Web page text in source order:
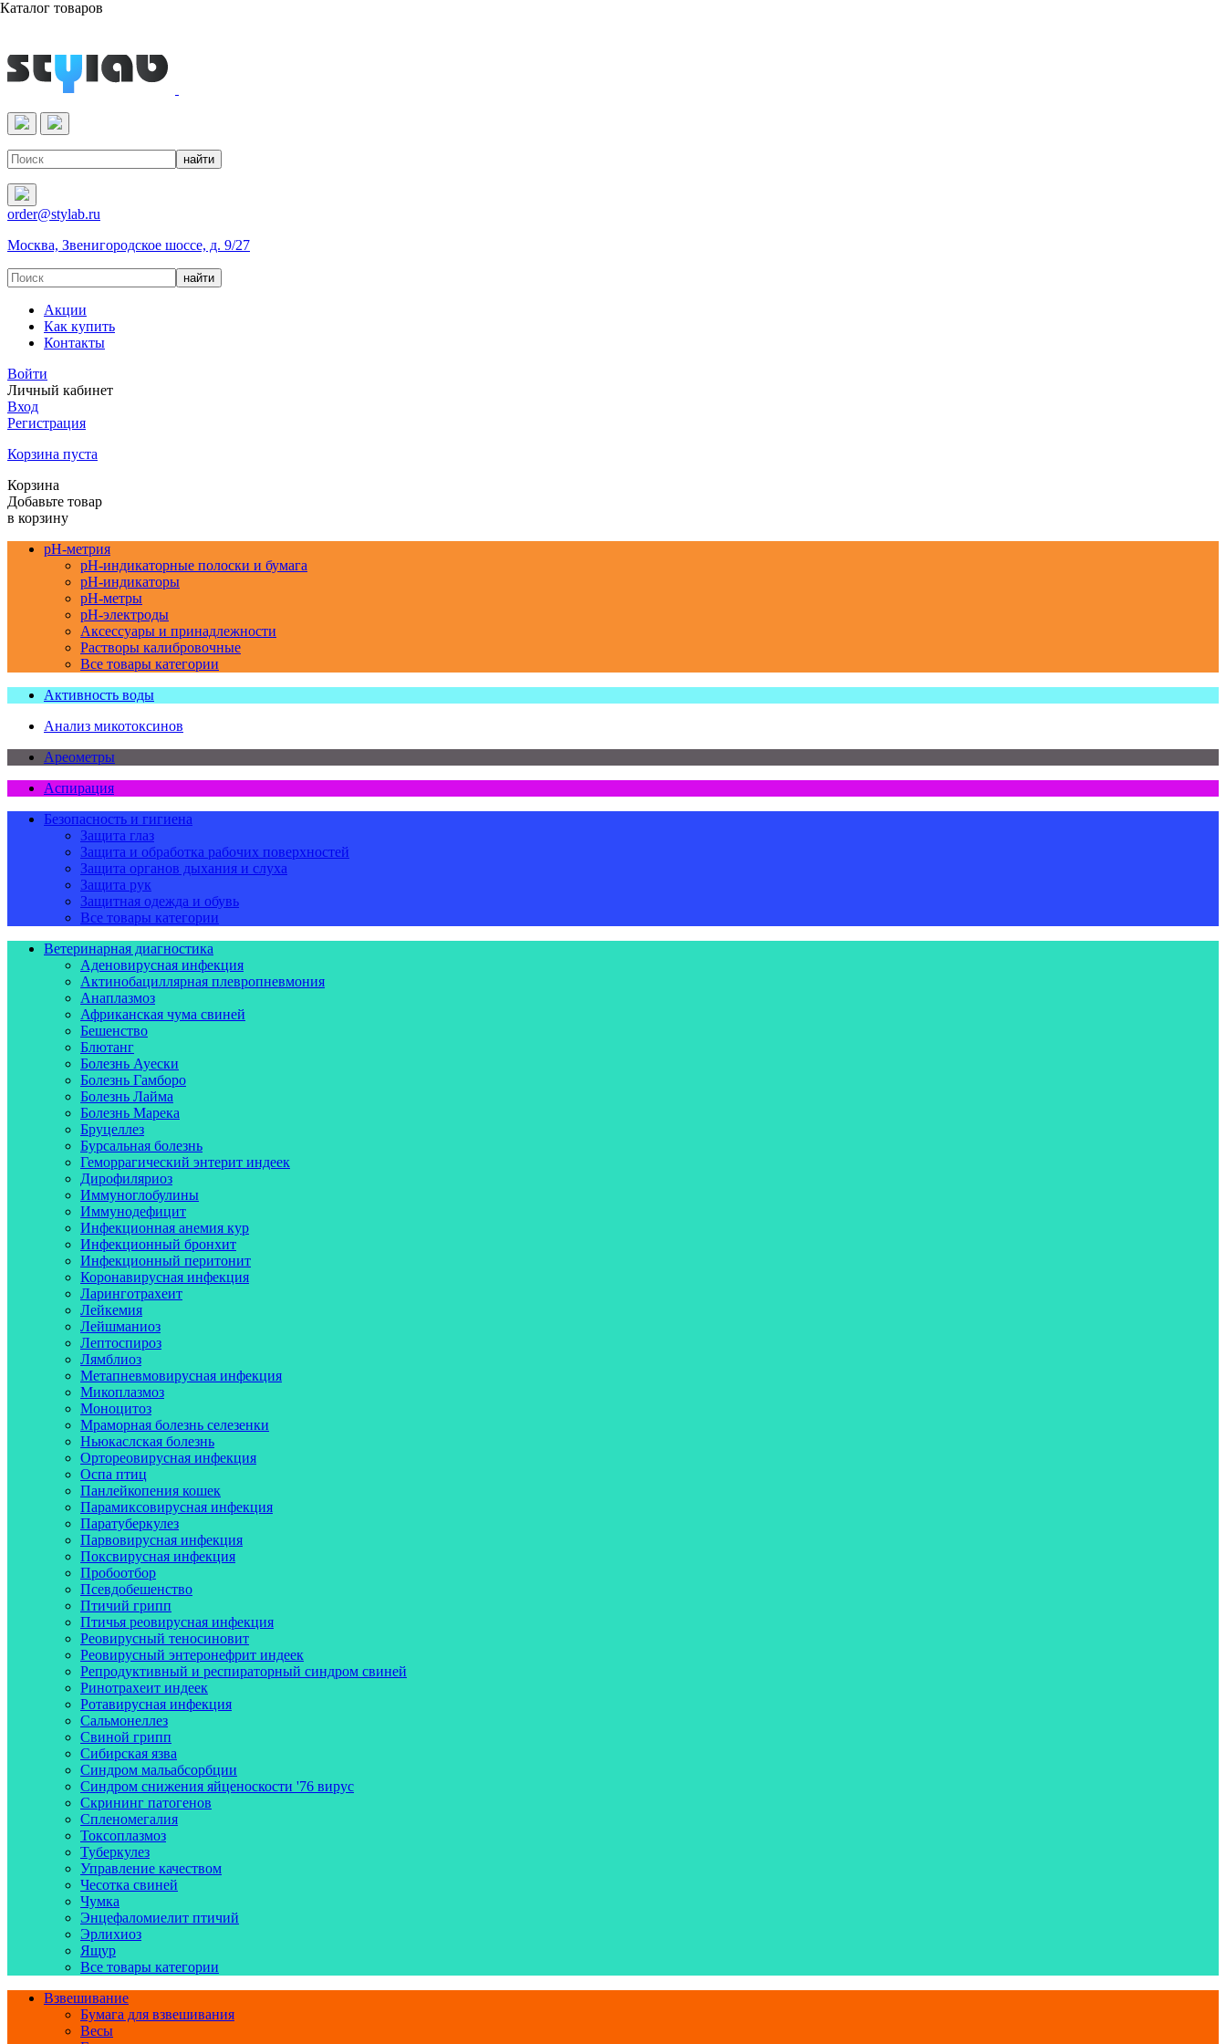
Реактивы & Оборудование
order@stylab.ru
Москва, Звенигородское шоссе, д. 9/27
Акции
Как купить
Контакты
Войти
Личный кабинет
Вход
Регистрация
Корзина пуста
Корзина
Добавьте товар
в корзину
pH-метрия
pH-индикаторные полоски и бумага
pH-индикаторы
pH-метры
pH-электроды
Аксессуары и принадлежности
Растворы калибровочные
Все товары категории
Активность воды
Анализ микотоксинов
Ареометры
Аспирация
Безопасность и гигиена
Защита глаз
Защита и обработка рабочих поверхностей
Защита органов дыхания и слуха
Защита рук
Защитная одежда и обувь
Все товары категории
Ветеринарная диагностика
Аденовирусная инфекция
Актинобациллярная плевропневмония
Анаплазмоз
Африканская чума свиней
Бешенство
Блютанг
Болезнь Ауески
Болезнь Гамборо
Болезнь Лайма
Болезнь Марека
Бруцеллез
Бурсальная болезнь
Геморрагический энтерит индеек
Дирофиляриоз
Иммуноглобулины
Иммунодефицит
Инфекционная анемия кур
Инфекционный бронхит
Инфекционный перитонит
Коронавирусная инфекция
Ларинготрахеит
Лейкемия
Лейшманиоз
Лептоспироз
Лямблиоз
Метапневмовирусная инфекция
Микоплазмоз
Моноцитоз
Мраморная болезнь селезенки
Ньюкаслская болезнь
Ортореовирусная инфекция
Оспа птиц
Панлейкопения кошек
Парамиксовирусная инфекция
Паратуберкулез
Парвовирусная инфекция
Поксвирусная инфекция
Пробоотбор
Псевдобешенство
Птичий грипп
Птичья реовирусная инфекция
Реовирусный теносиновит
Реовирусный энтеронефрит индеек
Репродуктивный и респираторный синдром свиней
Ринотрахеит индеек
Ротавирусная инфекция
Сальмонеллез
Свиной грипп
Сибирская язва
Синдром мальабсорбции
Синдром снижения яйценоскости '76 вирус
Скрининг патогенов
Спленомегалия
Токсоплазмоз
Туберкулез
Управление качеством
Чесотка свиней
Чумка
Энцефаломиелит птичий
Эрлихиоз
Ящур
Все товары категории
Взвешивание
Бумага для взвешивания
Весы
Каталог товаров